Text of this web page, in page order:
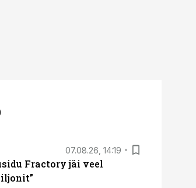
07.08.26, 14:19
Fractory jäi veel